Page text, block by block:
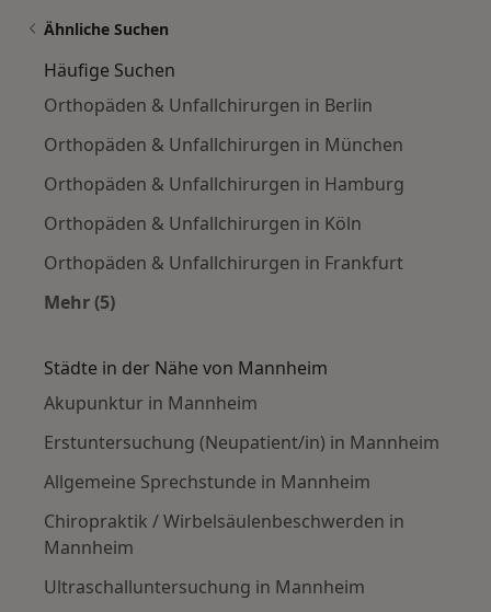
Ähnliche Suchen
Häufige Suchen
Orthopäden & Unfallchirurgen in Berlin
Orthopäden & Unfallchirurgen in München
Orthopäden & Unfallchirurgen in Hamburg
Orthopäden & Unfallchirurgen in Köln
Orthopäden & Unfallchirurgen in Frankfurt
Mehr (5)
Städte in der Nähe von Mannheim
Akupunktur in Mannheim
Erstuntersuchung (Neupatient/in) in Mannheim
Allgemeine Sprechstunde in Mannheim
Chiropraktik / Wirbelsäulenbeschwerden in
Mannheim
Ultraschalluntersuchung in Mannheim